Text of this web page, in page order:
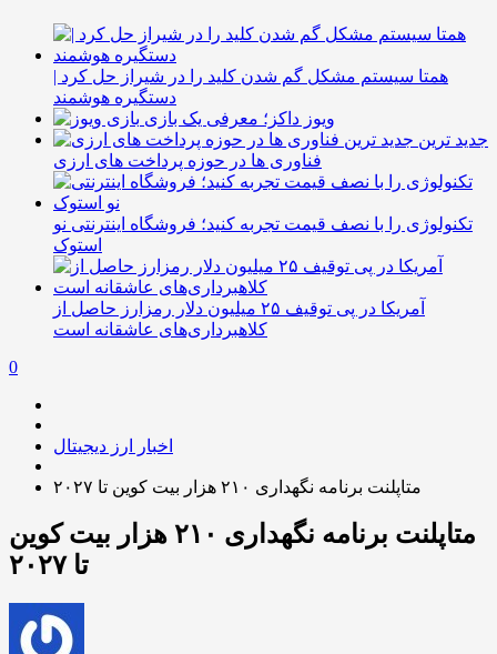
همتا سیستم مشکل گم شدن کلید را در شیراز حل کرد |
دستگیره هوشمند
ویوز داکز؛ معرفی یک بازی
جدید ترین
فناوری ها در حوزه پرداخت های ارزی
تکنولوژی را با نصف قیمت تجربه کنید؛ فروشگاه اینترنتی نو
استوک
آمریکا در پی توقیف ۲۵ میلیون دلار رمزارز حاصل از
کلاهبرداری‌های عاشقانه است
0
اخبار ارز دیجیتال
متاپلنت برنامه نگهداری ۲۱۰ هزار بیت کوین تا ۲۰۲۷
متاپلنت برنامه نگهداری ۲۱۰ هزار بیت کوین
تا ۲۰۲۷